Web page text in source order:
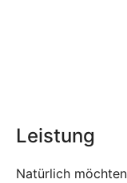
Leistung
Natürlich